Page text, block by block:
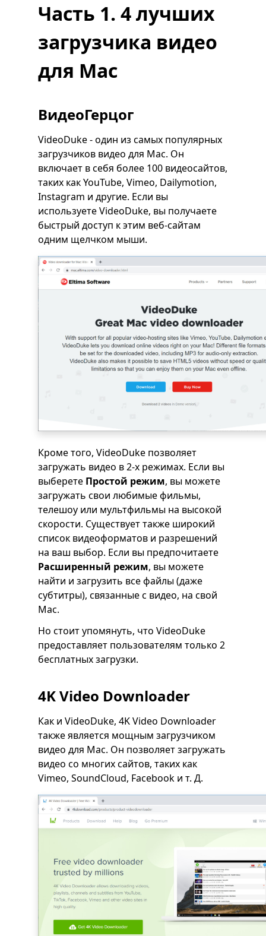
Часть 1. 4 лучших
загрузчика видео
для Mac
ВидеоГерцог
VideoDuke - один из самых популярных
загрузчиков видео для Mac. Он
включает в себя более 100 видеосайтов,
таких как YouTube, Vimeo, Dailymotion,
Instagram и другие. Если вы
используете VideoDuke, вы получаете
быстрый доступ к этим веб-сайтам
одним щелчком мыши.
Кроме того, VideoDuke позволяет
загружать видео в 2-х режимах. Если вы
выберете Простой режим, вы можете
загружать свои любимые фильмы,
телешоу или мультфильмы на высокой
скорости. Существует также широкий
список видеоформатов и разрешений
на ваш выбор. Если вы предпочитаете
Расширенный режим, вы можете
найти и загрузить все файлы (даже
субтитры), связанные с видео, на свой
Mac.
Но стоит упомянуть, что VideoDuke
предоставляет пользователям только 2
бесплатных загрузки.
4K Video Downloader
Как и VideoDuke, 4K Video Downloader
также является мощным загрузчиком
видео для Mac. Он позволяет загружать
видео со многих сайтов, таких как
Vimeo, SoundCloud, Facebook и т. Д.